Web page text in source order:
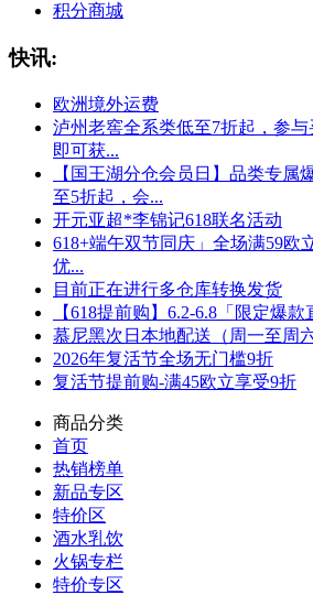
积分商城
快讯:
欧洲境外运费
泸州老窖全系类低至7折起，参
即可获...
【国王湖分仓会员日】品类专属
至5折起，会...
开元亚超*李锦记618联名活动
618+端午双节同庆」全场满59欧
优...
目前正在进行多仓库转换发货
【618提前购】6.2-6.8「限定爆
慕尼黑次日本地配送（周一至周六
2026年复活节全场无门槛9折
复活节提前购-满45欧立享受9折
商品分类
首页
热销榜单
新品专区
特价区
酒水乳饮
火锅专栏
特价专区